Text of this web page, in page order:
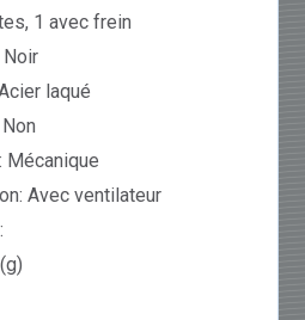
1 avec frein
laqué
Mécanique
Avec ventilateur